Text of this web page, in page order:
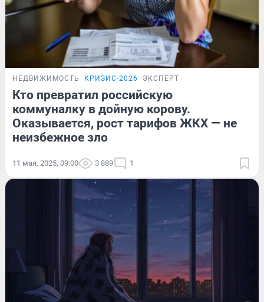
НЕДВИЖИМОСТЬ КРИЗИС-2026 ЭКСПЕРТ
Кто превратил российскую
коммуналку в дойную корову.
Оказывается, рост тарифов ЖКХ — не
неизбежное зло
11 мая, 2025, 09:00 3 889 1